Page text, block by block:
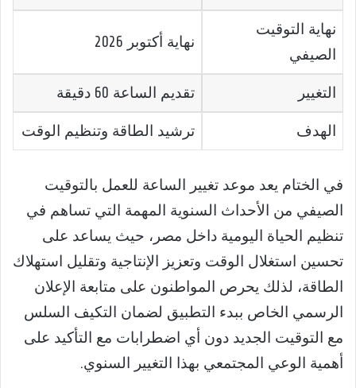
نهاية التوقيت
الصيفي
نهاية أكتوبر 2026
التغيير تقديم الساعة 60 دقيقة
الهدف ترشيد الطاقة وتنظيم الوقت
في الختام يعد موعد تغيير الساعة للعمل بالتوقيت
الصيفي من الأحداث السنوية المهمة التي تساهم في
تنظيم الحياة اليومية داخل مصر، حيث يساعد على
تحسين استغلال الوقت وتعزيز الإنتاجية وتقليل استهلاك
الطاقة، لذلك يحرص المواطنون على متابعة الإعلان
الرسمي الخاص ببدء التطبيق لضمان التكيف السلس
مع التوقيت الجديد دون أي اضطرابات مع التأكيد على
أهمية الوعي المجتمعي بهذا التغيير السنوي.